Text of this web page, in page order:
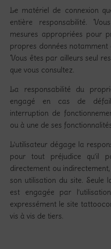
Le matériel de connexion
entière responsabilité.
mesures appropriées pour
propres données notamment
Vous êtes par ailleurs seul
que vous consultez.
La responsabilité du
engagé en cas de
interruption de
ou à une de ses
L’utilisateur dégage la
pour tout préjudice qu’il
directement ou
son utilisation du site. Seule
est engagée par
expressément le site
vis à vis de tiers.